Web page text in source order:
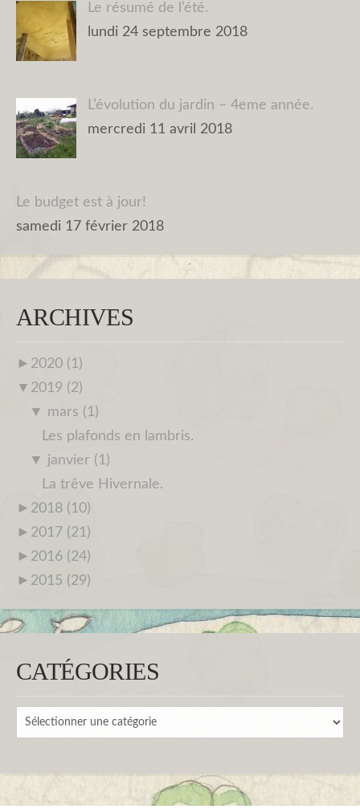
Le résumé de l’été.
lundi 24 septembre 2018
L’évolution du jardin – 4eme année.
mercredi 11 avril 2018
Le budget est à jour!
samedi 17 février 2018
ARCHIVES
► 2020 (1)
▼ 2019 (2)
▼ mars (1)
Les plafonds en lambris.
▼ janvier (1)
La trêve Hivernale.
► 2018 (10)
► 2017 (21)
► 2016 (24)
► 2015 (29)
CATÉGORIES
Catégories